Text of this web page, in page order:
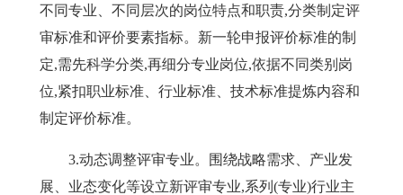
不同专业、不同层次的岗位特点和职责,分类制定评
审标准和评价要素指标。新一轮申报评价标准的制
定,需先科学分类,再细分专业岗位,依据不同类别岗
位,紧扣职业标准、行业标准、技术标准提炼内容和
制定评价标准。
3.动态调整评审专业。
围绕战略需求、产业发
展、业态变化等设立新评审专业,系列(专业)行业主